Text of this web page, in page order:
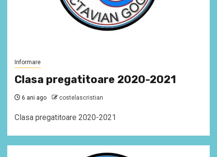
Informare
Clasa pregatitoare 2020-2021
6 ani ago costelascristian
Clasa pregatitoare 2020-2021